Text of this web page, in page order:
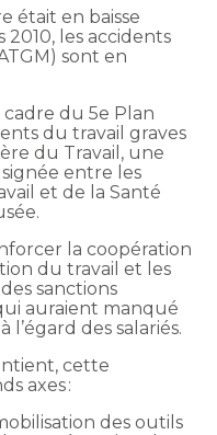
était en baisse
2010, les accidents
sont en
du 5e Plan
du travail graves
du Travail, une
entre les
et de la Santé
la coopération
du travail et les
sanctions
auraient manqué
des salariés.
cette
axes :
des outils